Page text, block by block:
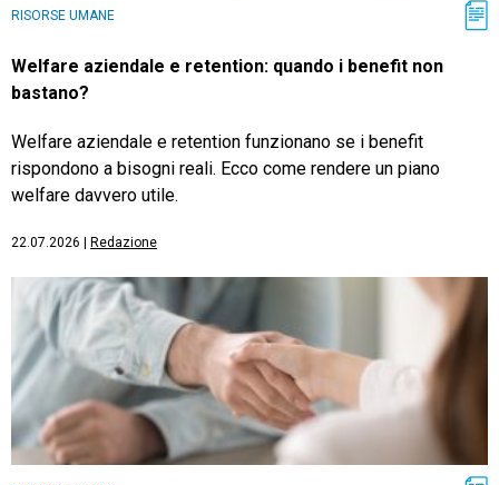
RISORSE UMANE
Welfare aziendale e retention: quando i benefit non
bastano?
Welfare aziendale e retention funzionano se i benefit
rispondono a bisogni reali. Ecco come rendere un piano
welfare davvero utile.
22.07.2026 Redazione